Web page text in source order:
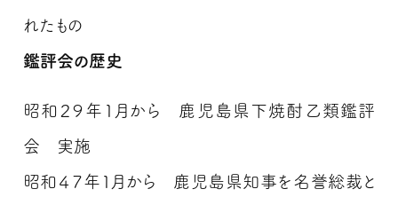
れたもの
鑑評会の歴史
昭和２９年１月から 鹿児島県下焼酎乙類鑑評
会 実施
昭和４７年１月から 鹿児島県知事を名誉総裁と